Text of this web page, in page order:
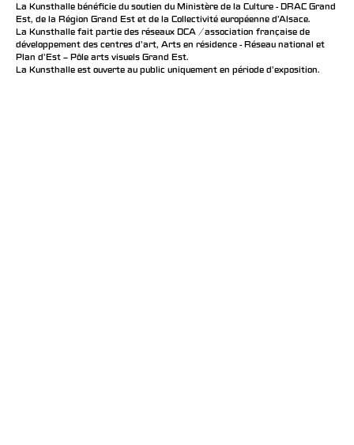
La Kunsthalle bénéficie du soutien du Ministère de la Culture - DRAC Grand
Est, de la Région Grand Est et de la Collectivité européenne d’Alsace.
La Kunsthalle fait partie des réseaux DCA / association française de
développement des centres d'art, Arts en résidence - Réseau national et
Plan d’Est – Pôle arts visuels Grand Est.
La Kunsthalle est ouverte au public uniquement en période d'exposition.